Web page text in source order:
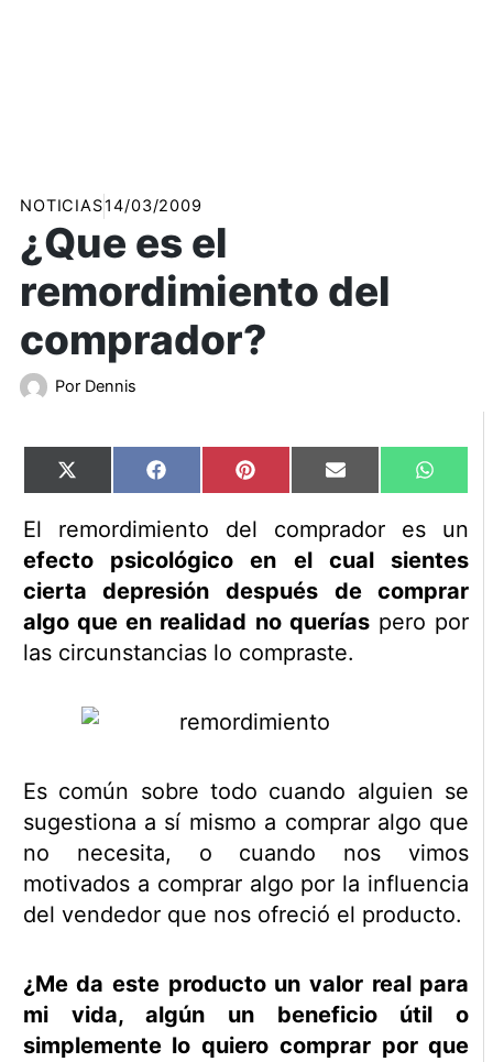
NOTICIAS14/03/2009
¿Que es el
remordimiento del
comprador?
Por Dennis
Compartir
en
X
(Twitter)
Compartir
en
Facebook Compartir
en
Pinterest Compartir
en
Email
en
El remordimiento del comprador es un
efecto psicológico en el cual sientes
cierta depresión después de comprar
algo que en realidad no queríaspero por
las circunstancias lo compraste.
Es común sobre todo cuando alguien se
sugestiona a sí mismo a comprar algo que
no necesita, o cuando nos vimos
motivados a comprar algo por la influencia
del vendedor que nos ofreció el producto.
¿Me da este producto un valor real para
mi vida, algún un beneficio útil o
simplemente lo quiero comprar por que